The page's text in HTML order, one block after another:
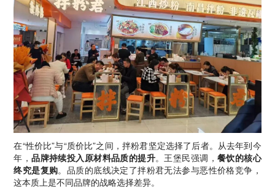
在“性价比”与“质价比”之间，拌粉君坚定选择了后者。从去年到今
年，品牌持续投入原材料品质的提升。王堡民强调， 餐饮的核心
终究是复购。品质的底线决定了拌粉君无法参与恶性价格竞争，
这本质上是不同品牌的战略选择差异。